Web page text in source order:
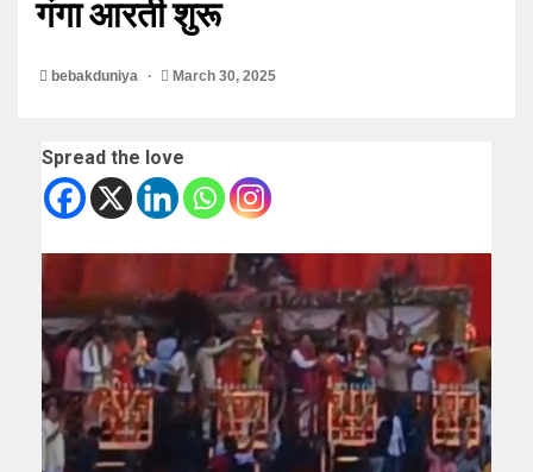
गंगा आरती शुरू
bebakduniya March 30, 2025
Spread the love